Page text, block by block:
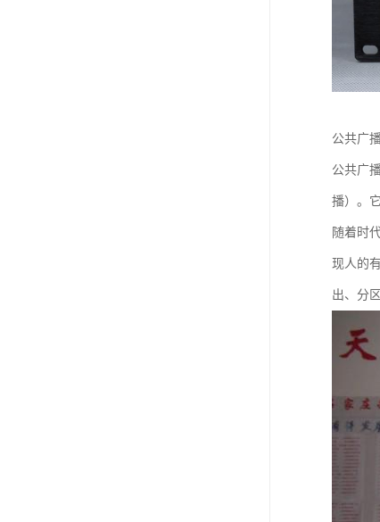
公共广
公共广
播）。
随着时
现人的
出、分